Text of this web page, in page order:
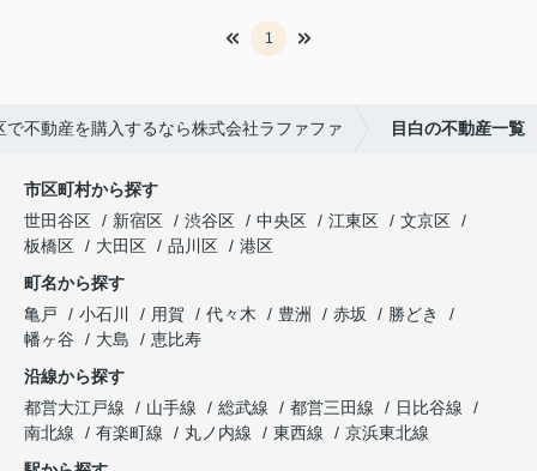
1
で不動産を購入するなら株式会社ラファファ 目白の不動産一覧
市区町村から探す
世田谷区
新宿区 渋谷区 中央区 江東区
文京区
板橋区
大田区 品川区
港区
町名から探す
亀戸
小石川 用賀 代々木 豊洲 赤坂
勝どき
幡ヶ谷
大島
恵比寿
沿線から探す
都営大江戸線
山手線 総武線 都営三田線
日比谷線
南北線
有楽町線 丸ノ内線 東西線
京浜東北線